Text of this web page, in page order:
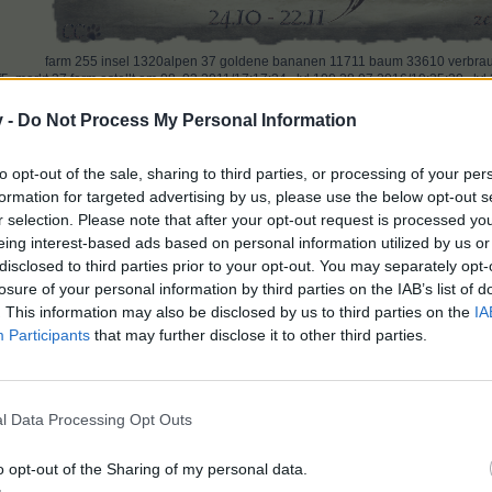
- Do Not Process My Personal Information
opt-out of the sale, sharing to third parties, or processing of your
for targeted advertising by us, please use the below opt-out
selection. Please note that after your opt-out request is processed
interest-based ads based on personal information utilized by us
to third parties prior to your opt-out. You may separately
of your personal information by third parties on the IAB’s list of
This information may also be disclosed by us to third parties on the
Participants that may further disclose it to other third parties.
Data Processing Opt Outs
opt-out of the Sharing of my personal data.
farm 255 insel 1320alpen 37 goldene bananen 11711 baum 33610
markt 37 farm estellt am 08..03.2011/17:17:34...lvl 100 28.07.2016/
Leben, das du lebst /Bob Marley,Reggae Legende(1945 - 1981)
weiteren Persongefällt dies.
2 anderen gefällt dies.